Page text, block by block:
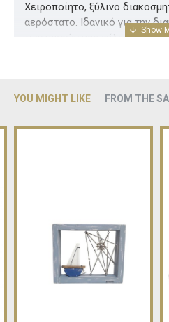
Χειροποίητο, ξύλινο
αερόστατο. Ιδανικό για την
των μικρών μας φίλων.
YOU MIGHT LIKE FROM THE